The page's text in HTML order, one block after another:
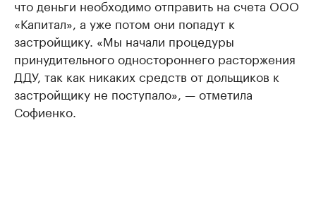
что деньги необходимо отправить на счета ООО
«Капитал», а уже потом они попадут к
застройщику. «Мы начали процедуры
принудительного одностороннего расторжения
ДДУ, так как никаких средств от дольщиков к
застройщику не поступало», — отметила
Софиенко.